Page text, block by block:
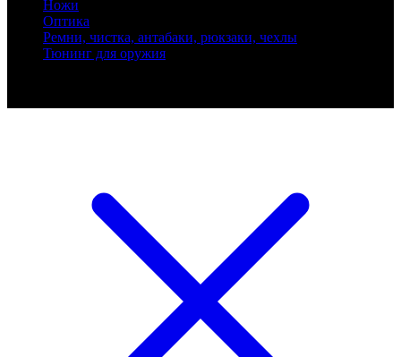
Ножи
Оптика
Ремни, чистка, антабаки, рюкзаки, чехлы
Тюнинг для оружия